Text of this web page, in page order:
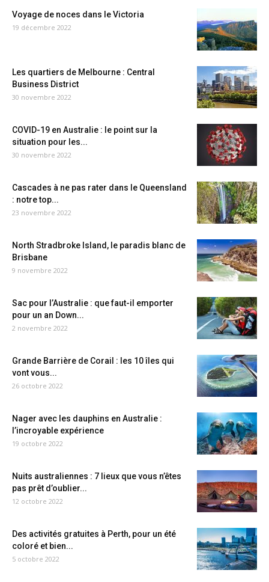
Voyage de noces dans le Victoria
19 décembre 2022
Les quartiers de Melbourne : Central
Business District
30 novembre 2022
COVID-19 en Australie : le point sur la
situation pour les...
30 novembre 2022
Cascades à ne pas rater dans le Queensland
: notre top...
23 novembre 2022
North Stradbroke Island, le paradis blanc de
Brisbane
9 novembre 2022
Sac pour l’Australie : que faut-il emporter
pour un an Down...
2 novembre 2022
Grande Barrière de Corail : les 10 îles qui
vont vous...
26 octobre 2022
Nager avec les dauphins en Australie :
l’incroyable expérience
19 octobre 2022
Nuits australiennes : 7 lieux que vous n’êtes
pas prêt d’oublier...
12 octobre 2022
Des activités gratuites à Perth, pour un été
coloré et bien...
5 octobre 2022